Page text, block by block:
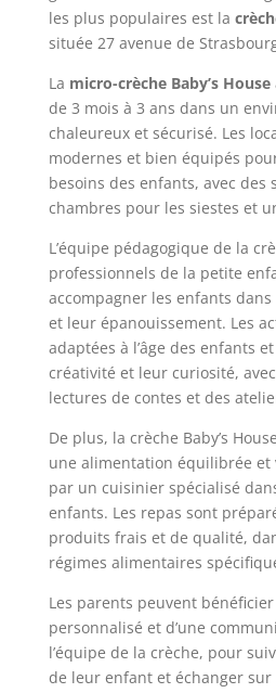
les plus populaires est la
située 27 avenue de
La micro-crèche Baby’s House
de 3 mois à 3 ans dans un
chaleureux et sécurisé. Les
modernes et bien équipés
besoins des enfants, avec des
chambres pour les siestes et
L’équipe pédagogique de la
professionnels de la petite
accompagner les enfants
et leur épanouissement. Les
adaptées à l’âge des enfants
créativité et leur curiosité,
lectures de contes et des
De plus, la crèche Baby’s
une alimentation équilibrée et
par un cuisinier spécialisé
enfants. Les repas sont
produits frais et de qualité,
régimes alimentaires
Les parents peuvent bénéficier
personnalisé et d’une
l’équipe de la crèche, pour
de leur enfant et échanger sur